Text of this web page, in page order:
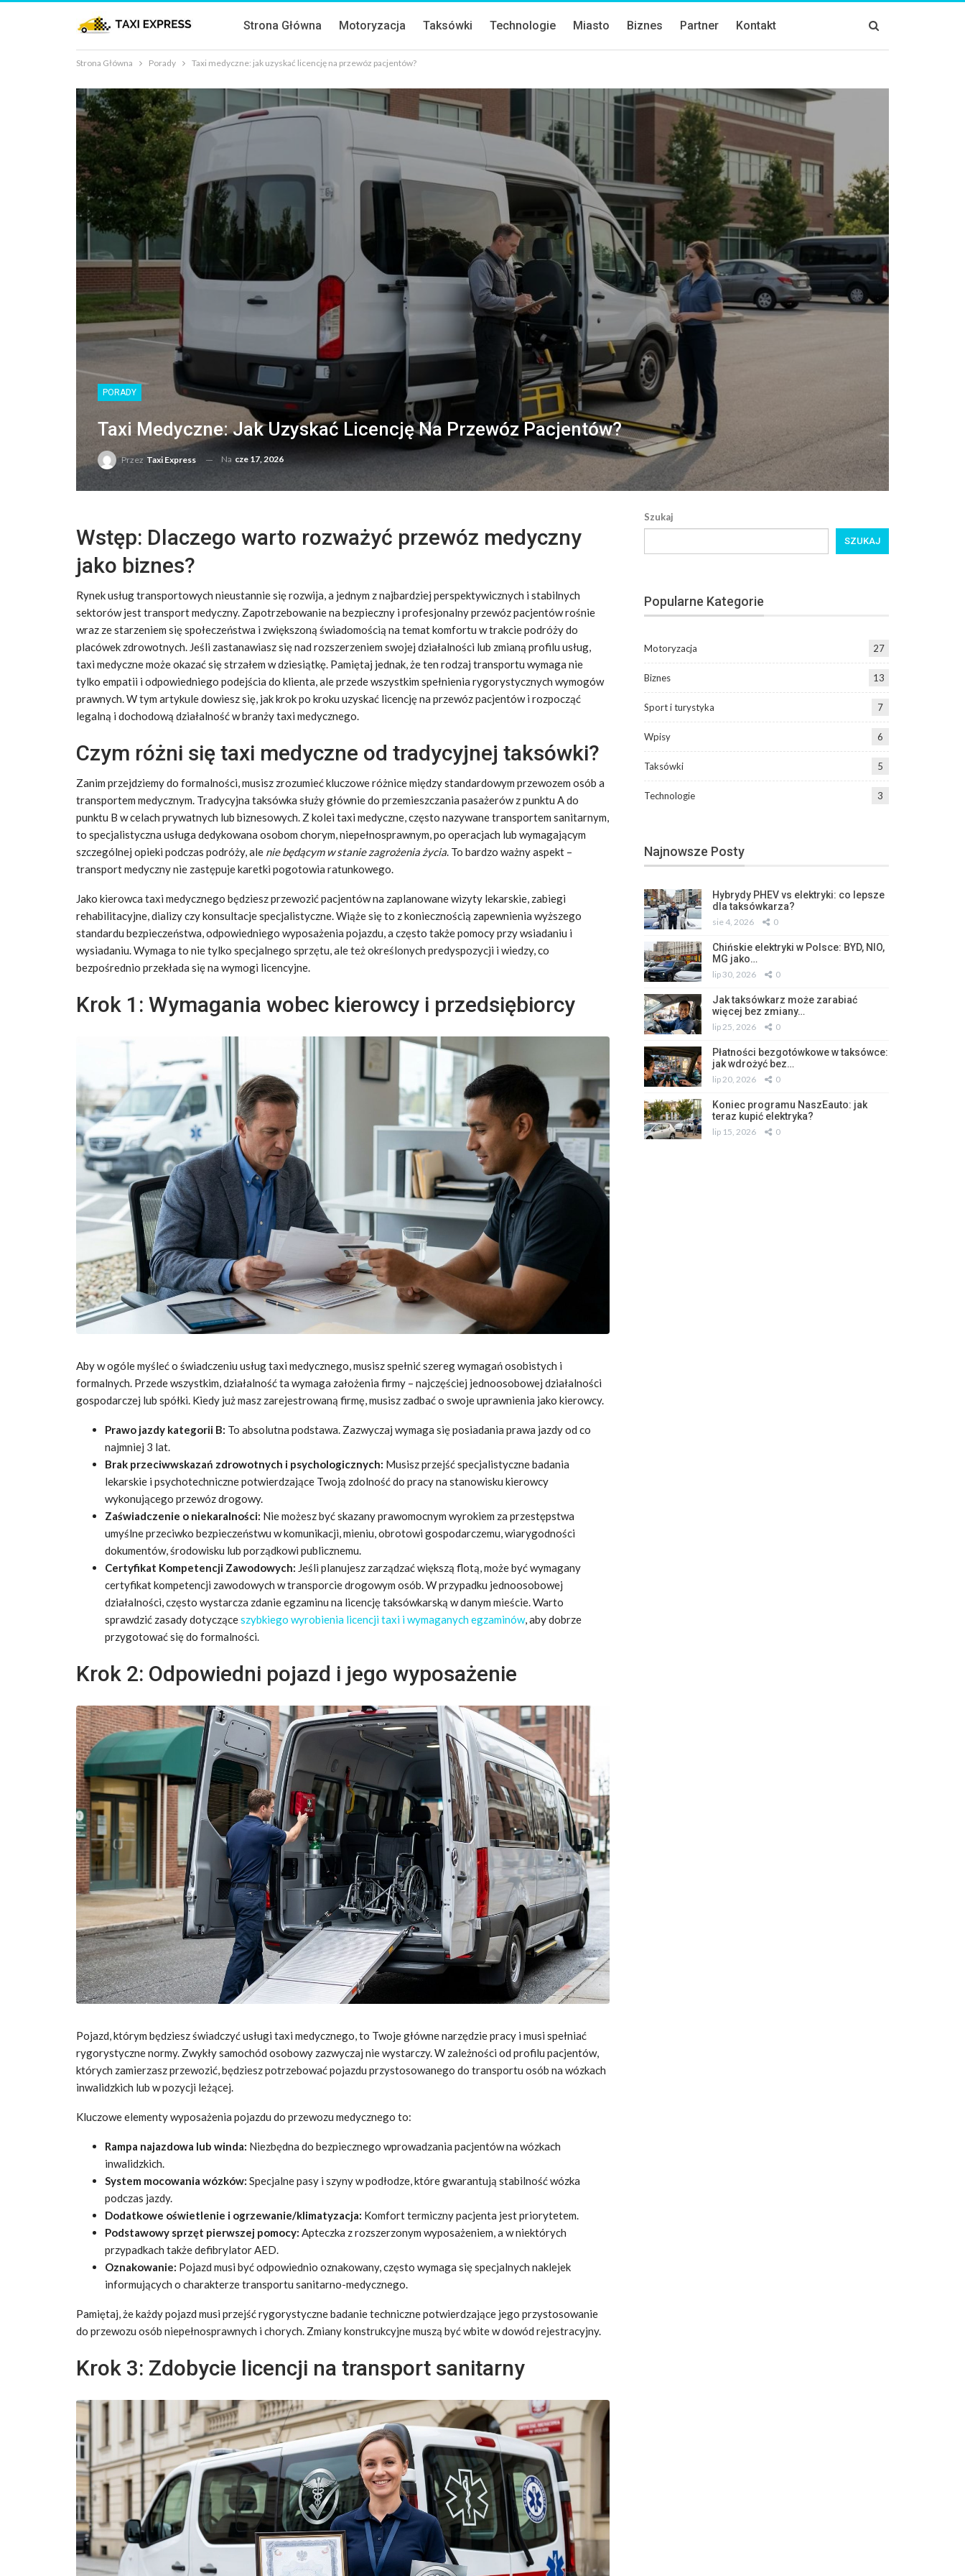
Strona Główna Motoryzacja Taksówki Technologie Miasto Biznes Partner Kontakt
Strona Główna Porady Taxi medyczne: jak uzyskać licencję na przewóz pacjentów?
PORADY
Taxi Medyczne: Jak Uzyskać Licencję Na Przewóz Pacjentów?
Przez Taxi Express Na cze 17, 2026
Wstęp: Dlaczego warto rozważyć przewóz medyczny
jako biznes?
Rynek usług transportowych nieustannie się rozwija, a jednym z najbardziej perspektywicznych i stabilnych
sektorów jest transport medyczny. Zapotrzebowanie na bezpieczny i profesjonalny przewóz pacjentów rośnie
wraz ze starzeniem się społeczeństwa i zwiększoną świadomością na temat komfortu w trakcie podróży do
placówek zdrowotnych. Jeśli zastanawiasz się nad rozszerzeniem swojej działalności lub zmianą profilu usług,
taxi medyczne może okazać się strzałem w dziesiątkę. Pamiętaj jednak, że ten rodzaj transportu wymaga nie
tylko empatii i odpowiedniego podejścia do klienta, ale przede wszystkim spełnienia rygorystycznych wymogów
prawnych. W tym artykule dowiesz się, jak krok po kroku uzyskać licencję na przewóz pacjentów i rozpocząć
legalną i dochodową działalność w branży taxi medycznego.
Czym różni się taxi medyczne od tradycyjnej taksówki?
Zanim przejdziemy do formalności, musisz zrozumieć kluczowe różnice między standardowym przewozem osób a
transportem medycznym. Tradycyjna taksówka służy głównie do przemieszczania pasażerów z punktu A do
punktu B w celach prywatnych lub biznesowych. Z kolei taxi medyczne, często nazywane transportem sanitarnym,
to specjalistyczna usługa dedykowana osobom chorym, niepełnosprawnym, po operacjach lub wymagającym
szczególnej opieki podczas podróży, ale nie będącym w stanie zagrożenia życia. To bardzo ważny aspekt –
transport medyczny nie zastępuje karetki pogotowia ratunkowego.
Jako kierowca taxi medycznego będziesz przewozić pacjentów na zaplanowane wizyty lekarskie, zabiegi
rehabilitacyjne, dializy czy konsultacje specjalistyczne. Wiąże się to z koniecznością zapewnienia wyższego
standardu bezpieczeństwa, odpowiedniego wyposażenia pojazdu, a często także pomocy przy wsiadaniu i
wysiadaniu. Wymaga to nie tylko specjalnego sprzętu, ale też określonych predyspozycji i wiedzy, co
bezpośrednio przekłada się na wymogi licencyjne.
Krok 1: Wymagania wobec kierowcy i przedsiębiorcy
Aby w ogóle myśleć o świadczeniu usług taxi medycznego, musisz spełnić szereg wymagań osobistych i
formalnych. Przede wszystkim, działalność ta wymaga założenia firmy – najczęściej jednoosobowej działalności
gospodarczej lub spółki. Kiedy już masz zarejestrowaną firmę, musisz zadbać o swoje uprawnienia jako kierowcy.
Prawo jazdy kategorii B: To absolutna podstawa. Zazwyczaj wymaga się posiadania prawa jazdy od co
najmniej 3 lat.
Brak przeciwwskazań zdrowotnych i psychologicznych: Musisz przejść specjalistyczne badania
lekarskie i psychotechniczne potwierdzające Twoją zdolność do pracy na stanowisku kierowcy
wykonującego przewóz drogowy.
Zaświadczenie o niekaralności: Nie możesz być skazany prawomocnym wyrokiem za przestępstwa
umyślne przeciwko bezpieczeństwu w komunikacji, mieniu, obrotowi gospodarczemu, wiarygodności
dokumentów, środowisku lub porządkowi publicznemu.
Certyfikat Kompetencji Zawodowych: Jeśli planujesz zarządzać większą flotą, może być wymagany
certyfikat kompetencji zawodowych w transporcie drogowym osób. W przypadku jednoosobowej
działalności, często wystarcza zdanie egzaminu na licencję taksówkarską w danym mieście. Warto
sprawdzić zasady dotycząceszybkiego wyrobienia licencji taxi i wymaganych egzaminów, aby dobrze
przygotować się do formalności.
Krok 2: Odpowiedni pojazd i jego wyposażenie
Pojazd, którym będziesz świadczyć usługi taxi medycznego, to Twoje główne narzędzie pracy i musi spełniać
rygorystyczne normy. Zwykły samochód osobowy zazwyczaj nie wystarczy. W zależności od profilu pacjentów,
których zamierzasz przewozić, będziesz potrzebować pojazdu przystosowanego do transportu osób na wózkach
inwalidzkich lub w pozycji leżącej.
Kluczowe elementy wyposażenia pojazdu do przewozu medycznego to:
Rampa najazdowa lub winda: Niezbędna do bezpiecznego wprowadzania pacjentów na wózkach
inwalidzkich.
System mocowania wózków: Specjalne pasy i szyny w podłodze, które gwarantują stabilność wózka
podczas jazdy.
Dodatkowe oświetlenie i ogrzewanie/klimatyzacja: Komfort termiczny pacjenta jest priorytetem.
Podstawowy sprzęt pierwszej pomocy: Apteczka z rozszerzonym wyposażeniem, a w niektórych
przypadkach także defibrylator AED.
Oznakowanie: Pojazd musi być odpowiednio oznakowany, często wymaga się specjalnych naklejek
informujących o charakterze transportu sanitarno-medycznego.
Pamiętaj, że każdy pojazd musi przejść rygorystyczne badanie techniczne potwierdzające jego przystosowanie
do przewozu osób niepełnosprawnych i chorych. Zmiany konstrukcyjne muszą być wbite w dowód rejestracyjny.
Krok 3: Zdobycie licencji na transport sanitarny
Szukaj
SZUKAJ
Popularne Kategorie
Motoryzacja 27
Biznes 13
Sport i turystyka 7
Wpisy 6
Taksówki 5
Technologie 3
Najnowsze Posty
Hybrydy PHEV vs elektryki: co lepsze
dla taksówkarza?
sie 4, 2026 0
Chińskie elektryki w Polsce: BYD, NIO,
MG jako…
lip 30, 2026 0
Jak taksówkarz może zarabiać
więcej bez zmiany…
lip 25, 2026 0
Płatności bezgotówkowe w taksówce:
jak wdrożyć bez…
lip 20, 2026 0
Koniec programu NaszEauto: jak
teraz kupić elektryka?
lip 15, 2026 0